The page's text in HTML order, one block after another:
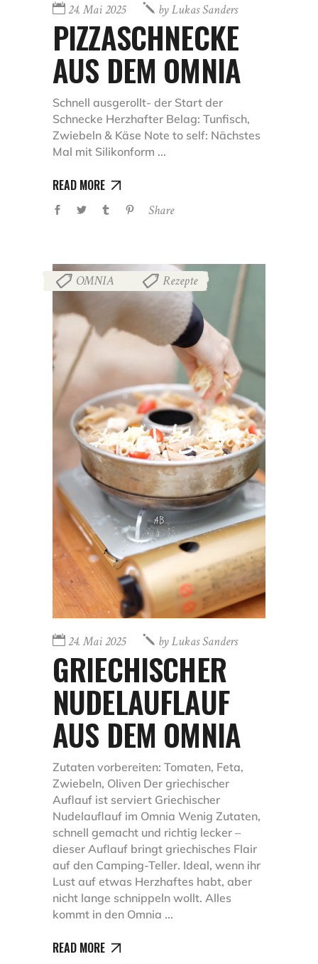
24. Mai 2025 byLukas Sanders
PIZZASCHNECKE
AUS DEM OMNIA
Schnell ausgerollt- der Start der
Schnecke Herzhafter Belag: Tunfisch,
Zwiebeln & Käse Note to self: Nächstes
Mal mit Silikonform
READ MORE
Share
OMNIA Rezepte
24. Mai 2025 byLukas Sanders
GRIECHISCHER
NUDELAUFLAUF
AUS DEM OMNIA
Zutaten vorbereiten: Tomaten, Feta,
Zwiebeln, Oliven Der griechischer
Auflauf ist serviert Griechischer
Nudelauflauf im Omnia Wenig Zutaten,
schnell gemacht und richtig lecker –
dieser Auflauf bringt griechisches Flair
auf den Camping-Teller. Ideal, wenn ihr
Lust auf etwas Herzhaftes habt, aber
nicht lange schnippeln wollt. Alles
kommt in den Omnia
READ MORE